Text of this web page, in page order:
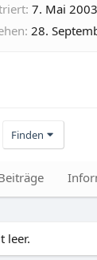
7. Mai 2003
28.
Finden
leer.